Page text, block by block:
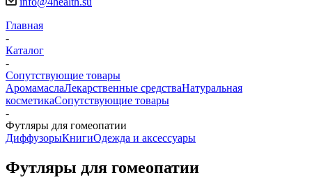
Главная
-
Каталог
-
Сопутствующие товары
АромамаслаЛекарственные средстваНатуральная
косметикаСопутствующие товары
-
Футляры для гомеопатии
ДиффузорыКнигиОдежда и аксессуары
Футляры для гомеопатии